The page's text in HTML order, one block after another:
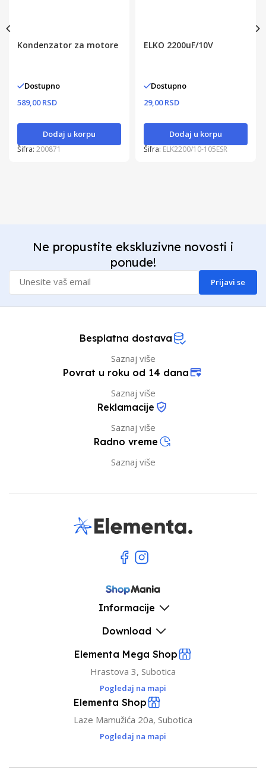
Kondenzator za motore
Dostupno
589,00 RSD
Dodaj u korpu
Šifra:200871
ELKO 2200uF/10V
Dostupno
29,00 RSD
Dodaj u korpu
Šifra: ELK2200/10-105ESR
Ne propustite ekskluzivne novosti i
ponude!
Prijavi se
Besplatna dostava
Saznaj više
Povrat u roku od 14 dana
Saznaj više
Reklamacije
Saznaj više
Radno vreme
Saznaj više
Informacije
Download
Elementa Mega Shop
Hrastova 3, Subotica
Pogledaj na mapi
Elementa Shop
Laze Mamužića 20a, Subotica
Pogledaj na mapi